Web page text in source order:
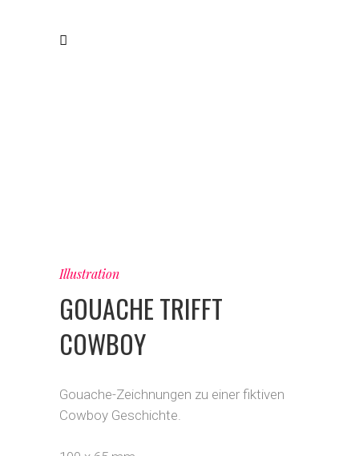
Illustration
GOUACHE TRIFFT
COWBOY
Gouache-Zeichnungen zu einer fiktiven
Cowboy Geschichte.